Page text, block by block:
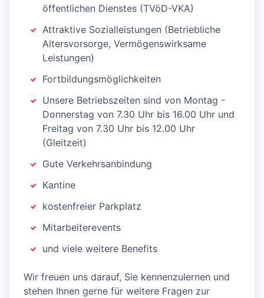
öffentlichen Dienstes (TVöD-VKA)
Attraktive Sozialleistungen (Betriebliche
Altersvorsorge, Vermögenswirksame
Leistungen)
Fortbildungsmöglichkeiten
Unsere Betriebszeiten sind von Montag -
Donnerstag von 7.30 Uhr bis 16.00 Uhr und
Freitag von 7.30 Uhr bis 12.00 Uhr
(Gleitzeit)
Gute Verkehrsanbindung
Kantine
kostenfreier Parkplatz
Mitarbeiterevents
und viele weitere Benefits
Wir freuen uns darauf, Sie kennenzulernen und
stehen Ihnen gerne für weitere Fragen zur